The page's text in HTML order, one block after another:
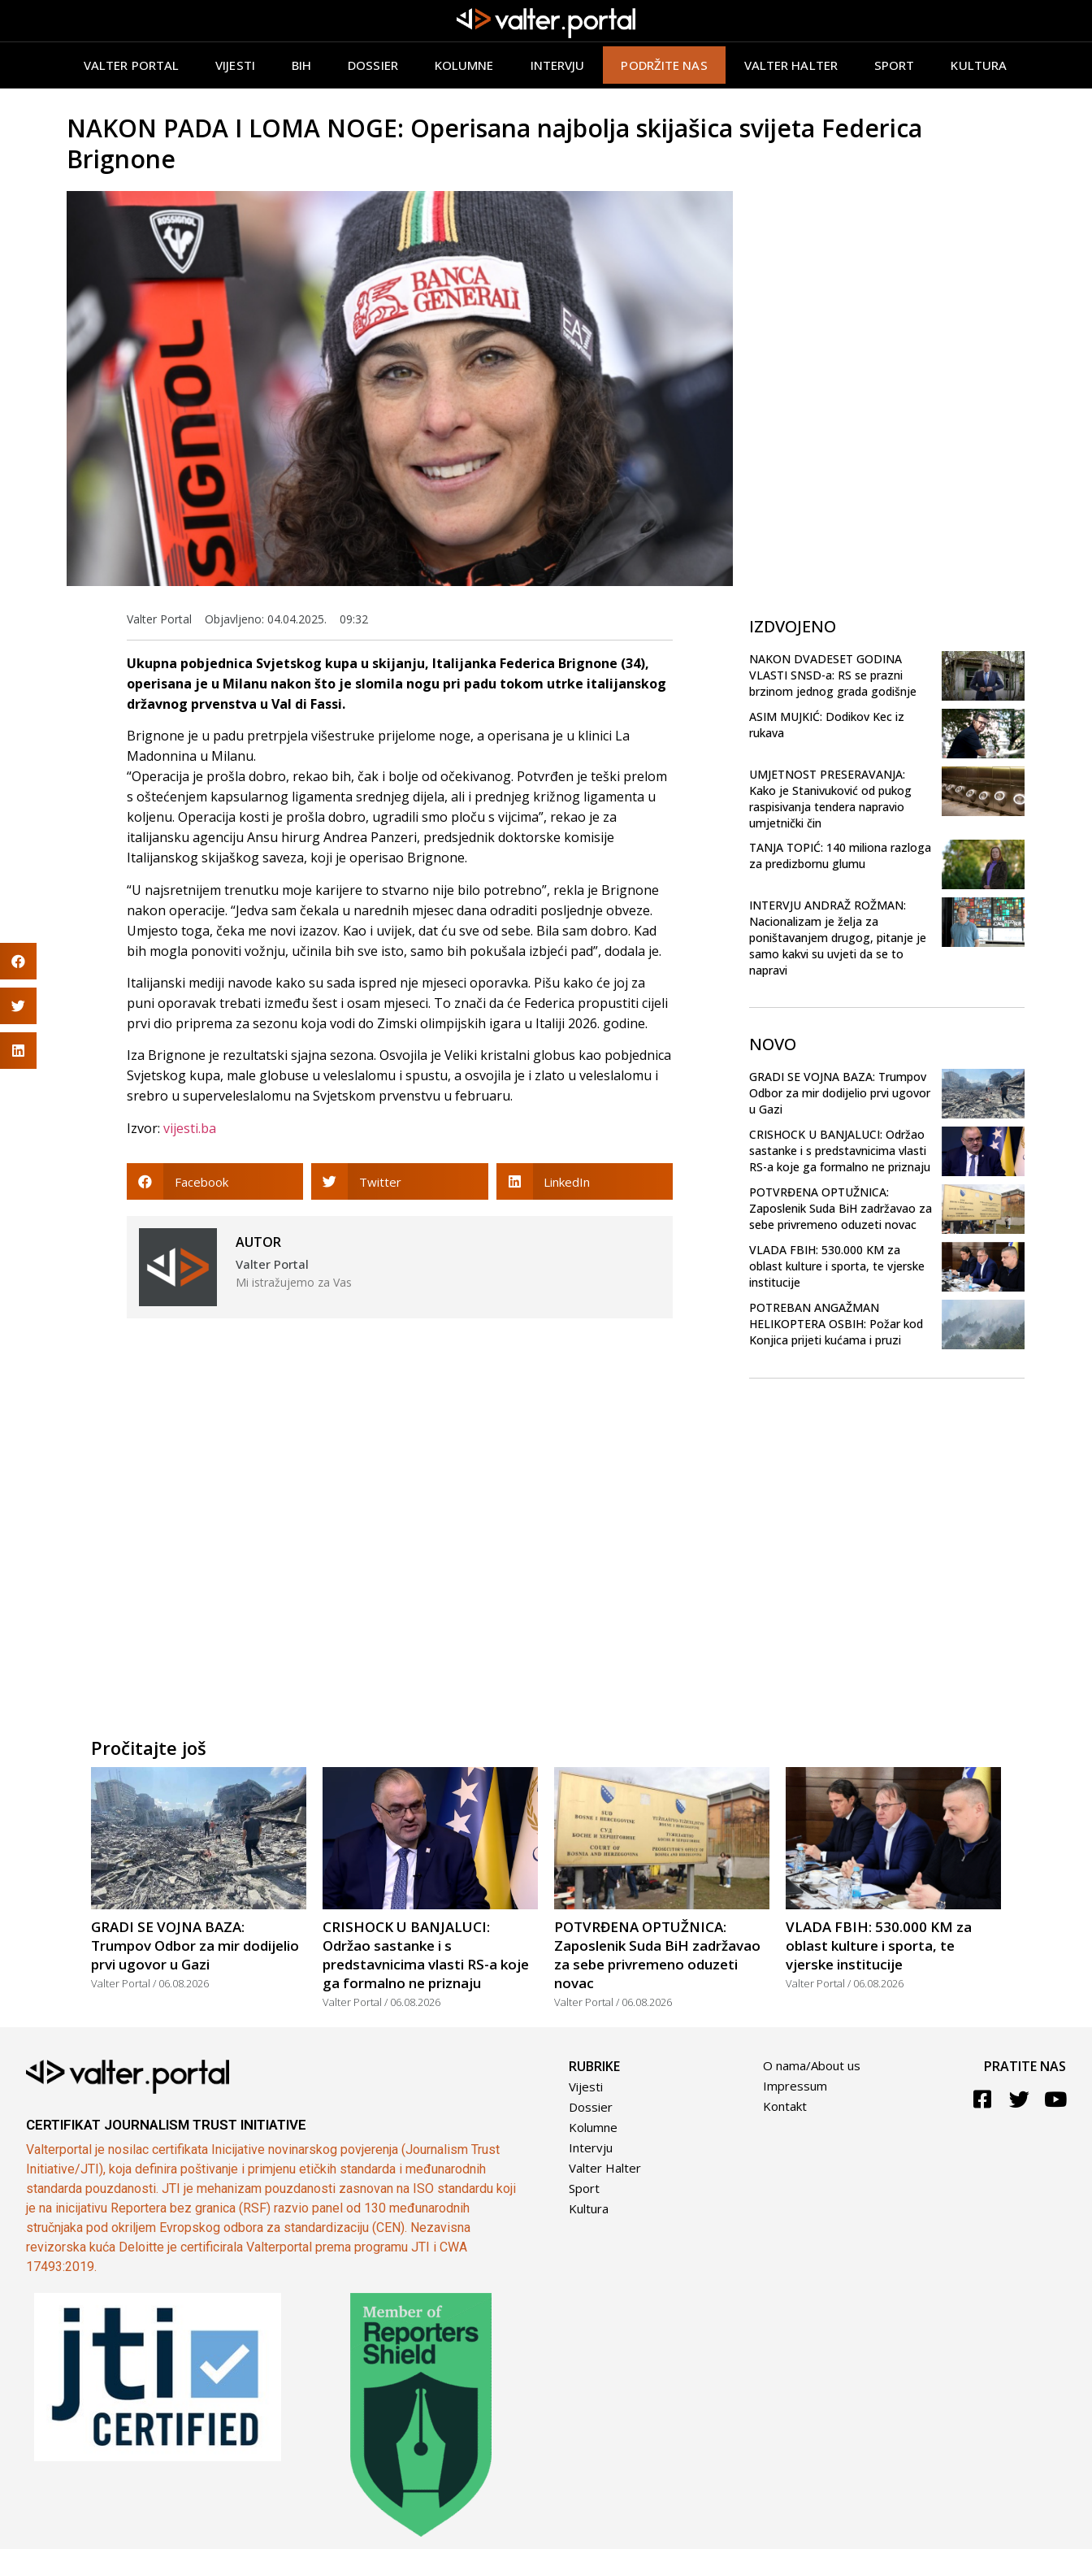
VALTER PORTAL VIJESTI BIH DOSSIER KOLUMNE INTERVJU PODRŽITE NAS VALTER HALTER SPORT KULTURA
NAKON PADA I LOMA NOGE: Operisana najbolja skijašica svijeta Federica
Brignone
Valter Portal Objavljeno: 04.04.2025. 09:32
Ukupna pobjednica Svjetskog kupa u skijanju, Italijanka Federica Brignone (34),
operisana je u Milanu nakon što je slomila nogu pri padu tokom utrke italijanskog
državnog prvenstva u Val di Fassi.
Brignone je u padu pretrpjela višestruke prijelome noge, a operisana je u klinici La
Madonnina u Milanu.
“Operacija je prošla dobro, rekao bih, čak i bolje od očekivanog. Potvrđen je teški prelom
s oštećenjem kapsularnog ligamenta srednjeg dijela, ali i prednjeg križnog ligamenta u
koljenu. Operacija kosti je prošla dobro, ugradili smo ploču s vijcima”, rekao je za
italijansku agenciju Ansu hirurg Andrea Panzeri, predsjednik doktorske komisije
Italijanskog skijaškog saveza, koji je operisao Brignone.
“U najsretnijem trenutku moje karijere to stvarno nije bilo potrebno”, rekla je Brignone
nakon operacije. “Jedva sam čekala u narednih mjesec dana odraditi posljednje obveze.
Umjesto toga, čeka me novi izazov. Kao i uvijek, dat ću sve od sebe. Bila sam dobro. Kad
bih mogla ponoviti vožnju, učinila bih sve isto, samo bih pokušala izbjeći pad”, dodala je.
Italijanski mediji navode kako su sada ispred nje mjeseci oporavka. Pišu kako će joj za
puni oporavak trebati između šest i osam mjeseci. To znači da će Federica propustiti cijeli
prvi dio priprema za sezonu koja vodi do Zimski olimpijskih igara u Italiji 2026. godine.
Iza Brignone je rezultatski sjajna sezona. Osvojila je Veliki kristalni globus kao pobjednica
Svjetskog kupa, male globuse u veleslalomu i spustu, a osvojila je i zlato u veleslalomu i
srebro u superveleslalomu na Svjetskom prvenstvu u februaru.
Izvor: vijesti.ba
Facebook Twitter LinkedIn
AUTOR
Valter Portal
Mi istražujemo za Vas
IZDVOJENO
NAKON DVADESET GODINA
VLASTI SNSD-a: RS se prazni
brzinom jednog grada godišnje
ASIM MUJKIĆ: Dodikov Kec iz
rukava
UMJETNOST PRESERAVANJA:
Kako je Stanivuković od pukog
raspisivanja tendera napravio
umjetnički čin
TANJA TOPIĆ: 140 miliona razloga
za predizbornu glumu
INTERVJU ANDRAŽ ROŽMAN:
Nacionalizam je želja za
poništavanjem drugog, pitanje je
samo kakvi su uvjeti da se to
napravi
NOVO
GRADI SE VOJNA BAZA: Trumpov
Odbor za mir dodijelio prvi ugovor
u Gazi
CRISHOCK U BANJALUCI: Održao
sastanke i s predstavnicima vlasti
RS-a koje ga formalno ne priznaju
POTVRĐENA OPTUŽNICA:
Zaposlenik Suda BiH zadržavao za
sebe privremeno oduzeti novac
VLADA FBIH: 530.000 KM za
oblast kulture i sporta, te vjerske
institucije
POTREBAN ANGAŽMAN
HELIKOPTERA OSBIH: Požar kod
Konjica prijeti kućama i pruzi
Pročitajte još
GRADI SE VOJNA BAZA:
Trumpov Odbor za mir dodijelio
prvi ugovor u Gazi
Valter Portal 06.08.2026
CRISHOCK U BANJALUCI:
Održao sastanke i s
predstavnicima vlasti RS-a koje
ga formalno ne priznaju
Valter Portal 06.08.2026
POTVRĐENA OPTUŽNICA:
Zaposlenik Suda BiH zadržavao
za sebe privremeno oduzeti
novac
Valter Portal 06.08.2026
VLADA FBIH: 530.000 KM za
oblast kulture i sporta, te
vjerske institucije
Valter Portal 06.08.2026
CERTIFIKAT JOURNALISM TRUST INITIATIVE
Valterportal je nosilac certifikata Inicijative novinarskog povjerenja (Journalism Trust
Initiative/JTI), koja definira poštivanje i primjenu etičkih standarda i međunarodnih
standarda pouzdanosti. JTI je mehanizam pouzdanosti zasnovan na ISO standardu koji
je na inicijativu Reportera bez granica (RSF) razvio panel od 130 međunarodnih
stručnjaka pod okriljem Evropskog odbora za standardizaciju (CEN). Nezavisna
revizorska kuća Deloitte je certificirala Valterportal prema programu JTI i CWA
17493:2019.
RUBRIKE
Vijesti
Dossier
Kolumne
Intervju
Valter Halter
Sport
Kultura
O nama/About us
Impressum
Kontakt
PRATITE NAS